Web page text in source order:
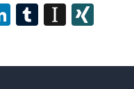
LinkedIn
Tumblr